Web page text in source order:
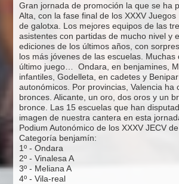
Gran jornada de promoción la que se ha
Alta, con la fase final de los XXXV
de galotxa. Los mejores equipos de las
asistentes con partidas de mucho nivel y
ediciones de los últimos años, con
los más jóvenes de las escuelas.
último juego… Ondara, en benjamines,
infantiles, Godelleta, en cadetes y
autonómicos. Por provincias, Valencia
bronces. Alicante, un oro, dos oros y un
bronce. Las 15 escuelas que han
imagen de nuestra cantera en esta
Podium Autonómico de los XXXV JECV
Categoría benjamín:
1º - Ondara
2º - Vinalesa A
3º - Meliana A
4º - Vila-real